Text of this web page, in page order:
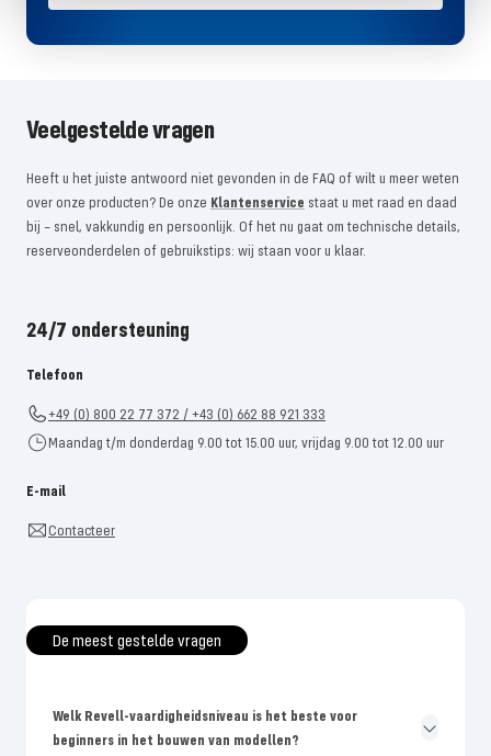
Veelgestelde vragen
Heeft u het juiste antwoord niet gevonden in de FAQ of wilt u meer weten
over onze producten? De onze Klantenservice staat u met raad en daad
bij – snel, vakkundig en persoonlijk. Of het nu gaat om technische details,
reserveonderdelen of gebruikstips: wij staan ​​voor u klaar.
24/7 ondersteuning
Telefoon
+49 (0) 800 22 77 372 / +43 (0) 662 88 921 333
Maandag t/m donderdag 9.00 tot 15.00 uur, vrijdag 9.00 tot 12.00 uur
E-mail
Contacteer
De meest gestelde vragen
Welk Revell-vaardigheidsniveau is het beste voor
beginners in het bouwen van modellen?